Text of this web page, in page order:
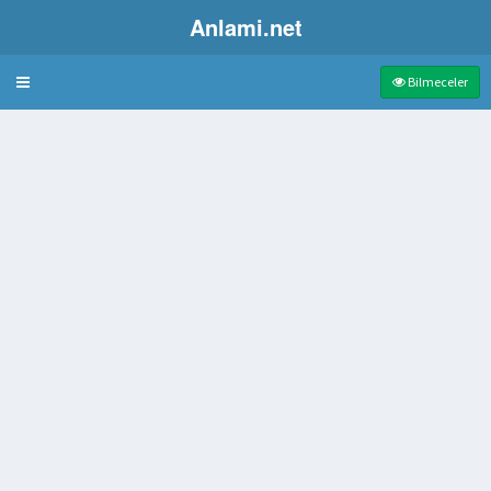
Anlami.net
Bulmaca Bilmeceler